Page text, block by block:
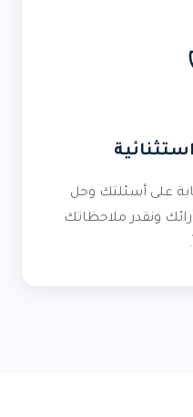
جاهز للإجابة على أسئلتك وحل
ونقدر ملاحظاتك